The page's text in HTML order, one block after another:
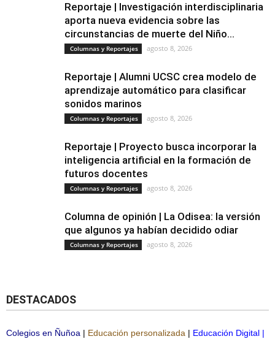
Reportaje | Investigación interdisciplinaria
aporta nueva evidencia sobre las
circunstancias de muerte del Niño...
Columnas y Reportajes agosto 8, 2026
Reportaje | Alumni UCSC crea modelo de
aprendizaje automático para clasificar
sonidos marinos
Columnas y Reportajes agosto 8, 2026
Reportaje | Proyecto busca incorporar la
inteligencia artificial en la formación de
futuros docentes
Columnas y Reportajes agosto 8, 2026
Columna de opinión | La Odisea: la versión
que algunos ya habían decidido odiar
Columnas y Reportajes agosto 8, 2026
DESTACADOS
Colegios en Ñuñoa | Educación personalizada | Educación Digital |